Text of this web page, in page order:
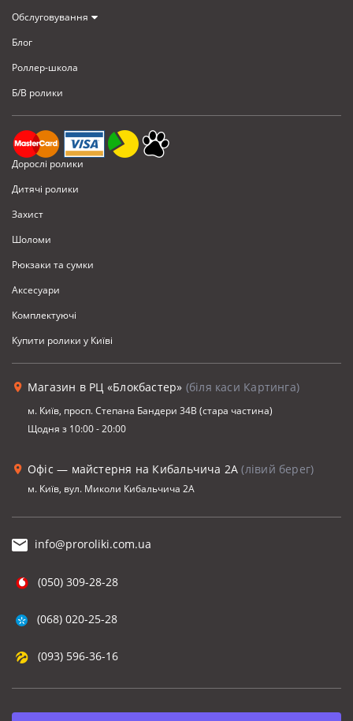
Обслуговування
Блог
Роллер-школа
Б/В ролики
Дорослі ролики
Дитячі ролики
Захист
Шоломи
Рюкзаки та сумки
Аксесуари
Комплектуючi
Купити ролики у Київі
Магазин в РЦ «Блокбастер» (біля каси Картинга)
м. Київ, просп. Степана Бандери 34В (стара частина)
Щодня з 10:00 - 20:00
Офіс — майстерня на Кибальчича 2А(лівий берег)
м. Київ, вул. Миколи Кибальчича 2А
info@proroliki.com.ua
(050) 309-28-28
(068) 020-25-28
(093) 596-36-16